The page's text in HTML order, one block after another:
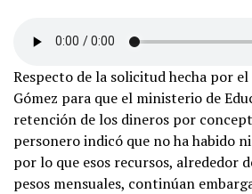
Respecto de la solicitud hecha por
Gómez para que el ministerio de
retención de los dineros por
personero indicó que no ha habido
por lo que esos recursos, alrededor
pesos mensuales, continúan